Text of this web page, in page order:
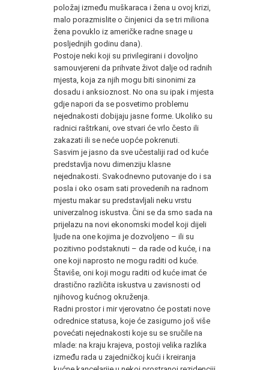
položaj između muškaraca i žena u ovoj krizi,
malo porazmislite o činjenici da se tri miliona
žena povuklo iz američke radne snage u
posljednjih godinu dana).
Postoje neki koji su privilegirani i dovoljno
samouvjereni da prihvate život dalje od radnih
mjesta, koja za njih mogu biti sinonimi za
dosadu i anksioznost. No ona su ipak i mjesta
gdje napori da se posvetimo problemu
nejednakosti dobijaju jasne forme. Ukoliko su
radnici raštrkani, ove stvari će vrlo često ili
zakazati ili se neće uopće pokrenuti.
Sasvim je jasno da sve učestaliji rad od kuće
predstavlja novu dimenziju klasne
nejednakosti. Svakodnevno putovanje do i sa
posla i oko osam sati provedenih na radnom
mjestu makar su predstavljali neku vrstu
univerzalnog iskustva. Čini se da smo sada na
prijelazu na novi ekonomski model koji dijeli
ljude na one kojima je dozvoljeno – ili su
pozitivno podstaknuti – da rade od kuće, i na
one koji naprosto ne mogu raditi od kuće.
Štaviše, oni koji mogu raditi od kuće imat će
drastično različita iskustva u zavisnosti od
njihovog kućnog okruženja.
Radni prostor i mir vjerovatno će postati nove
odrednice statusa, koje će zasigurno još više
povećati nejednakosti koje su se sručile na
mlade: na kraju krajeva, postoji velika razlika
između rada u zajedničkoj kući i kreiranja